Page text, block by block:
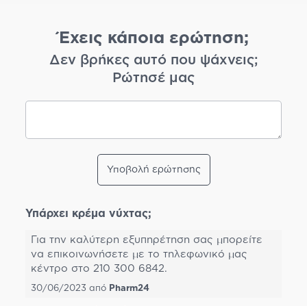
Έχεις κάποια ερώτηση;
Δεν βρήκες αυτό που ψάχνεις;
Ρώτησέ μας
Υποβολή ερώτησης
Υπάρχει κρέμα νύχτας;
Για την καλύτερη εξυπηρέτηση σας μπορείτε
να επικοινωνήσετε με το τηλεφωνικό μας
κέντρο στο 210 300 6842.
30/06/2023 από Pharm24